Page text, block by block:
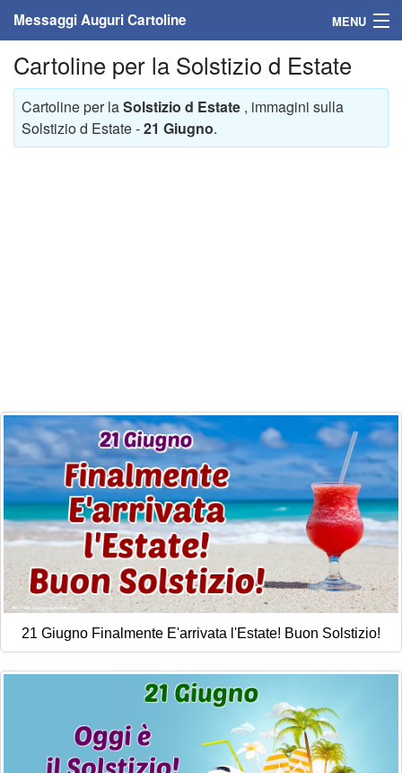
Messaggi Auguri Cartoline MENU
Home
Messaggi
Cartoline
Cartoline giorni settimana
Cartoline musicali
Cartoline animate
Accedi
Cartoline per la Solstizio d Estate
Cartoline per laSolstizio d Estate , immagini sulla
Solstizio d Estate -21 Giugno.
21 Giugno Finalmente E'arrivata l'Estate! Buon Solstizio!